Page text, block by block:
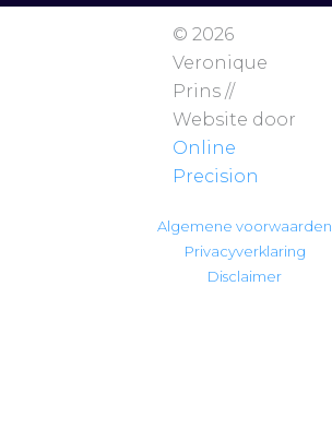
© 2026
Veronique
Prins //
Website door
Online
Precision
Algemene voorwaarden
Privacyverklaring
Disclaimer